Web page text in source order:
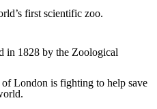
first scientific zoo.
in 1828 by the Zoological
London is fighting to help save